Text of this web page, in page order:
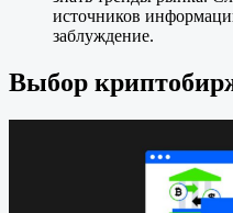
источников
заблуждение.
Выбор